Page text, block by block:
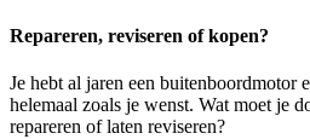
Repareren, reviseren of kopen?
Je hebt al jaren een buitenboordmotor
helemaal zoals je wenst. Wat moet je
repareren of laten reviseren?